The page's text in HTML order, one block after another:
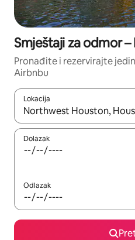
Smještaji za odmor
Pronađite i rezervirajte
Airbnbu
Lokacija
Kada budu dostupni
Dolazak
Odlazak